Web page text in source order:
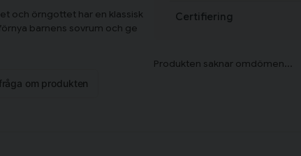
och örngottet har en klassisk
barnens sovrum och ge
om produkten
Certifiering